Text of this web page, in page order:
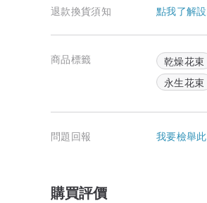
退款換貨須知 點我了解
商品標籤 乾燥花束
永生花束
問題回報 我要檢舉
購買評價